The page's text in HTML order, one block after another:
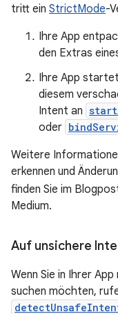
tritt ein StrictMode-
Ihre App
den Extras
Ihre App
diesem
Intent an
oder
Weitere
erkennen und
finden Sie im
Medium.
Auf unsichere
Wenn Sie in Ihrer
suchen möchten,